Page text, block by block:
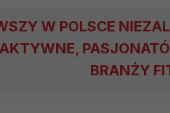
W POLSCE
BRANŻY